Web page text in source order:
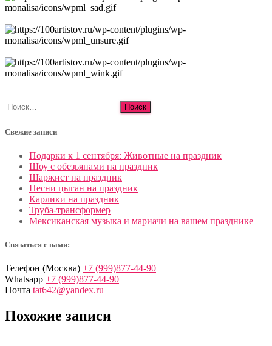
Найти:
Свежие записи
Подарки к 1 сентября: Животные на праздник
Шоу с обезьянами на праздник
Шаржист на праздник
Песни цыган на праздник
Карлики на праздник
Труба-трансформер
Мексиканская музыка и мариачи на вашем празднике
Связаться с нами:
Телефон (Москва) +7 (999)877-44-90
Whatsapp +7 (999)877-44-90
Почта tat642@yandex.ru
Похожие записи